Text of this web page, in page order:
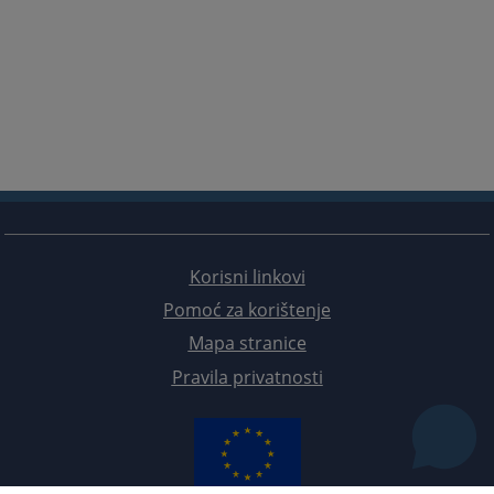
Korisni linkovi
Pomoć za korištenje
Mapa stranice
Pravila privatnosti